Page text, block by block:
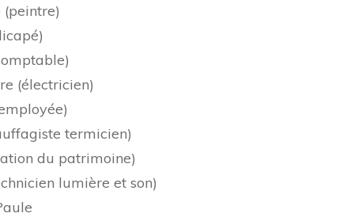
(peintre)
(électricien)
termicien)
du patrimoine)
lumière et son)